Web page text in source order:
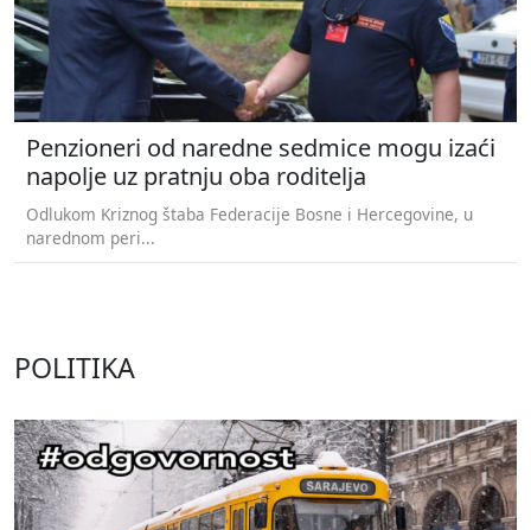
Penzioneri od naredne sedmice mogu izaći
napolje uz pratnju oba roditelja
Odlukom Kriznog štaba Federacije Bosne i Hercegovine, u
narednom peri...
POLITIKA